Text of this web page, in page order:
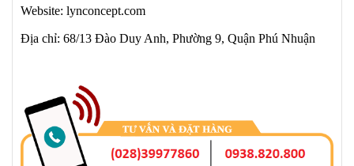
Website: lynconcept.com
Địa chỉ: 68/13 Đào Duy Anh, Phường 9, Quận Phú Nhuận